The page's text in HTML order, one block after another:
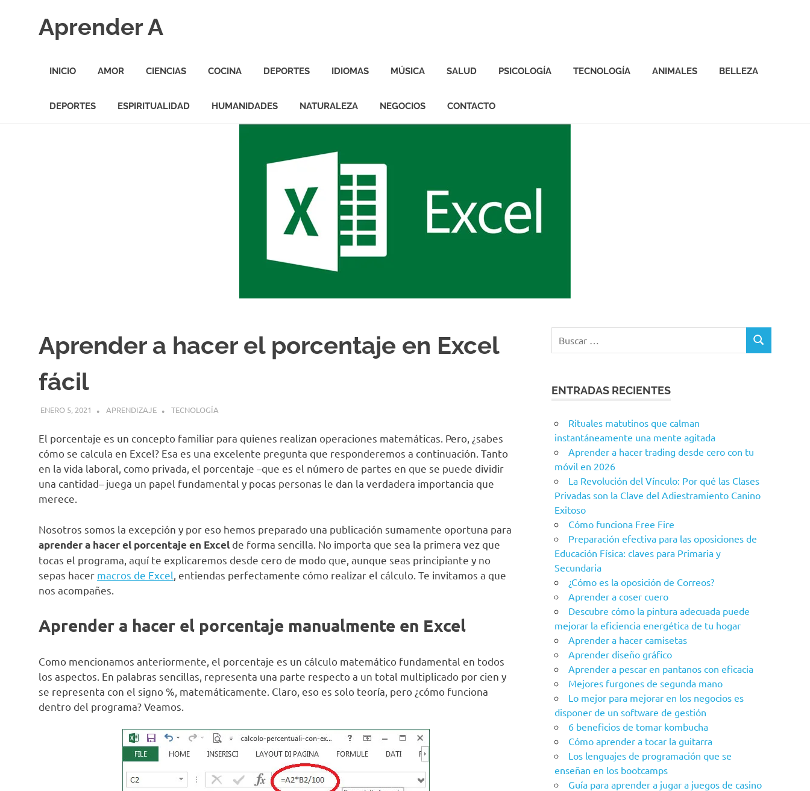
contenidoAprender A
másINICIO AMOR CIENCIAS COCINA DEPORTES IDIOMAS MÚSICA SALUD PSICOLOGÍA TECNOLOGÍA ANIMALES BELLEZA
DEPORTES ESPIRITUALIDAD HUMANIDADES NATURALEZA NEGOCIOS CONTACTO
Aprender a hacer el porcentaje en Excel
fácil
ENERO 5, 2021 APRENDIZAJE TECNOLOGÍA
El porcentaje es un concepto familiar para quienes realizan operaciones matemáticas. Pero, ¿sabes
cómo se calcula en Excel? Esa es una excelente pregunta que responderemos a continuación. Tanto
en la vida laboral, como privada, el porcentaje –que es el número de partes en que se puede dividir
una cantidad– juega un papel fundamental y pocas personas le dan la verdadera importancia que
merece.
Nosotros somos la excepción y por eso hemos preparado una publicación sumamente oportuna para
aprender a hacer el porcentaje en Excel de forma sencilla. No importa que sea la primera vez que
tocas el programa, aquí te explicaremos desde cero de modo que, aunque seas principiante y no
sepas hacer macros de Excel , entiendas perfectamente cómo realizar el cálculo. Te invitamos a que
nos acompañes.
Aprender a hacer el porcentaje manualmente en Excel
Como mencionamos anteriormente, el porcentaje es un cálculo matemático fundamental en todos
los aspectos. En palabras sencillas, representa una parte respecto a un total multiplicado por cien y
se representa con el signo %, matemáticamente. Claro, eso es solo teoría, pero ¿cómo funciona
dentro del programa? Veamos.
ENTRADAS RECIENTES
Rituales matutinos que calman
instantáneamente una mente agitada
Aprender a hacer trading desde cero con tu
móvil en 2026
La Revolución del Vínculo: Por qué las Clases
Privadas son la Clave del Adiestramiento Canino
Exitoso
Cómo funciona Free Fire
Preparación efectiva para las oposiciones de
Educación Física: claves para Primaria y
Secundaria
¿Cómo es la oposición de Correos?
Aprender a coser cuero
Descubre cómo la pintura adecuada puede
mejorar la eficiencia energética de tu hogar
Aprender a hacer camisetas
Aprender diseño gráfico
Aprender a pescar en pantanos con eficacia
Mejores furgones de segunda mano
Lo mejor para mejorar en los negocios es
disponer de un software de gestión
6 beneficios de tomar kombucha
Cómo aprender a tocar la guitarra
Los lenguajes de programación que se
enseñan en los bootcamps
Guía para aprender a jugar a juegos de casino